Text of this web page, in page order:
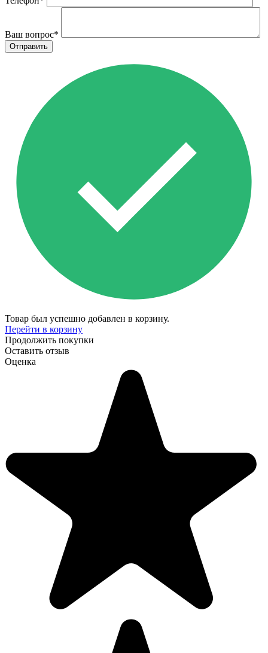
Ваш вопрос*
Товар был успешно добавлен в корзину.
Перейти в корзину
Продолжить покупки
Оставить отзыв
Оценка